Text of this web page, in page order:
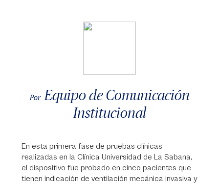
Por Equipo de Comunicación
Institucional
En esta primera fase de pruebas clínicas
realizadas en la Clínica Universidad de La Sabana,
el dispositivo fue probado en cinco pacientes que
tienen indicación de ventilación mecánica invasiva y